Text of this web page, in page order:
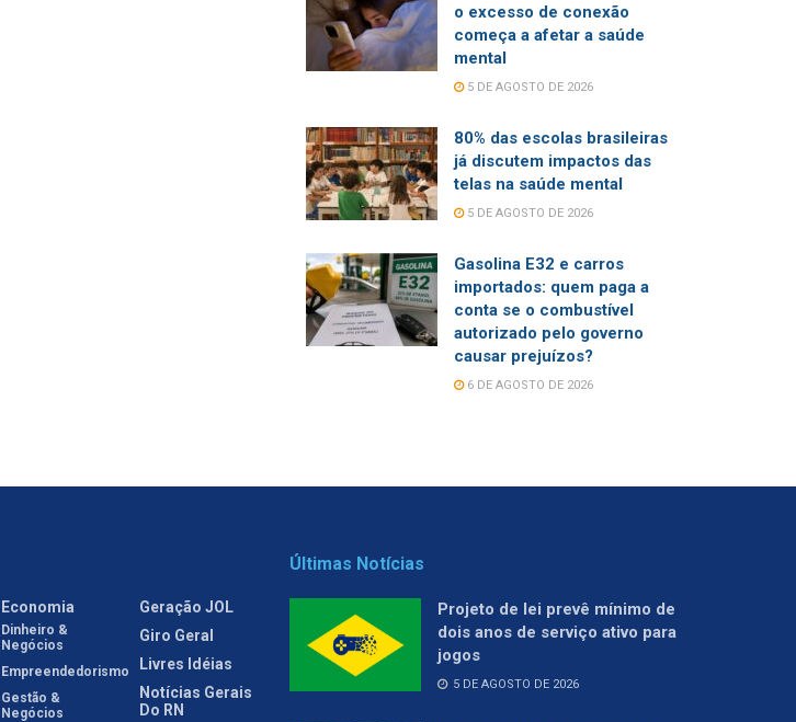
o excesso de conexão
começa a afetar a saúde
mental
5 DE AGOSTO DE 2026
80% das escolas brasileiras
já discutem impactos das
telas na saúde mental
5 DE AGOSTO DE 2026
Gasolina E32 e carros
importados: quem paga a
conta se o combustível
autorizado pelo governo
causar prejuízos?
6 DE AGOSTO DE 2026
Economia
Dinheiro &
Negócios
Empreendedorismo
Gestão &
Negócios
Geração JOL
Giro Geral
Livres Idéias
Notícias Gerais
Do RN
Últimas Notícias
Projeto de lei prevê mínimo de
dois anos de serviço ativo para
jogos
5 DE AGOSTO DE 2026